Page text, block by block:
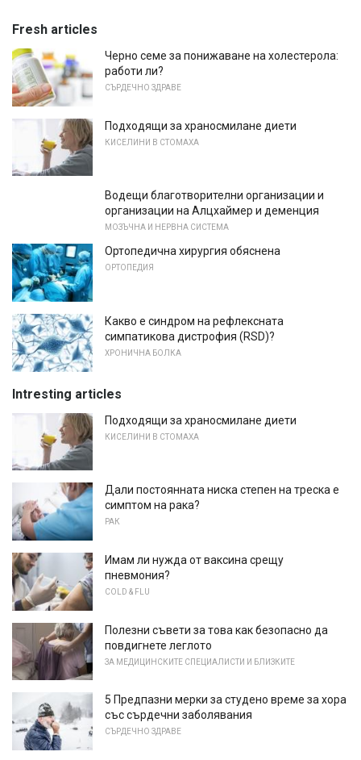
Fresh articles
Черно семе за понижаване на холестерола:
работи ли?
СЪРДЕЧНО ЗДРАВЕ
Подходящи за храносмилане диети
КИСЕЛИНИ В СТОМАХА
Водещи благотворителни организации и
организации на Алцхаймер и деменция
МОЗЪЧНА И НЕРВНА СИСТЕМА
Ортопедична хирургия обяснена
ОРТОПЕДИЯ
Какво е синдром на рефлексната
симпатикова дистрофия (RSD)?
ХРОНИЧНА БОЛКА
Intresting articles
Подходящи за храносмилане диети
КИСЕЛИНИ В СТОМАХА
Дали постоянната ниска степен на треска е
симптом на рака?
РАК
Имам ли нужда от ваксина срещу
пневмония?
COLD & FLU
Полезни съвети за това как безопасно да
повдигнете леглото
ЗА МЕДИЦИНСКИТЕ СПЕЦИАЛИСТИ И БЛИЗКИТЕ
5 Предпазни мерки за студено време за хора
със сърдечни заболявания
СЪРДЕЧНО ЗДРАВЕ